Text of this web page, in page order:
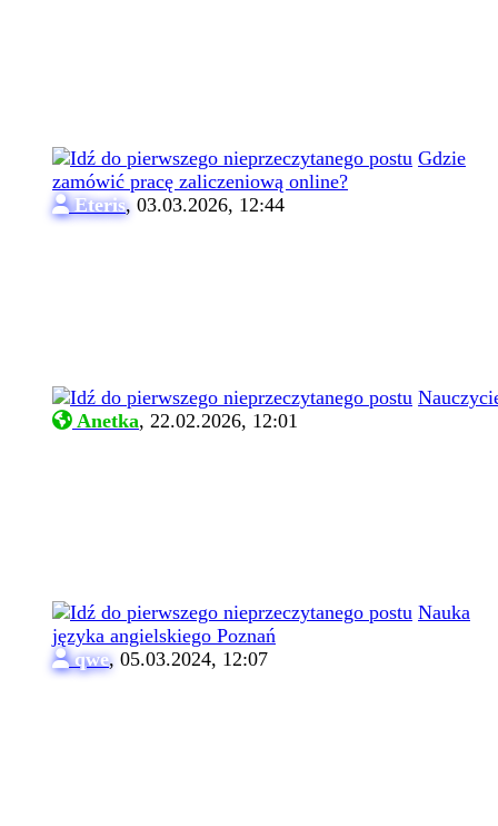
Gdzie
zamówić pracę zaliczeniową online?
Eteris, 03.03.2026, 12:44
Anetka, 22.02.2026, 12:01
Nauka
języka angielskiego Poznań
qwe, 05.03.2024, 12:07